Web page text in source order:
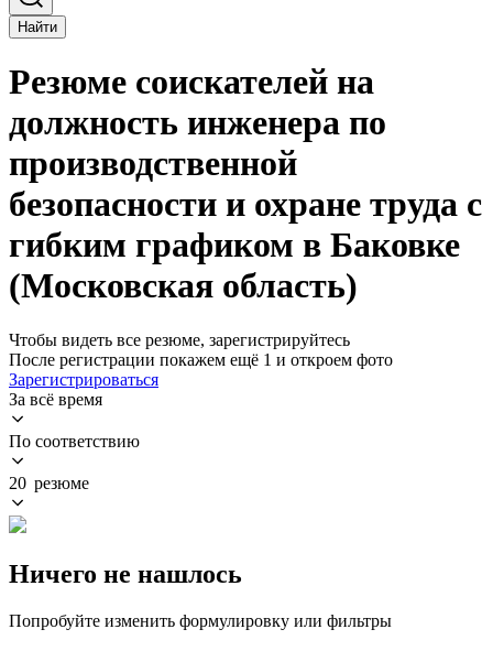
Найти
Резюме соискателей на
должность инженера по
производственной
безопасности и охране труда с
гибким графиком в Баковке
(Московская область)
Чтобы видеть все резюме, зарегистрируйтесь
После регистрации покажем ещё 1 и откроем фото
Зарегистрироваться
За всё время
По соответствию
20 резюме
Ничего не нашлось
Попробуйте изменить формулировку или фильтры